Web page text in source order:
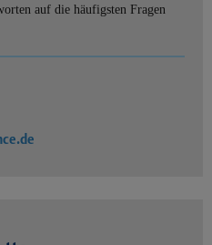
auf die häufigsten Fragen